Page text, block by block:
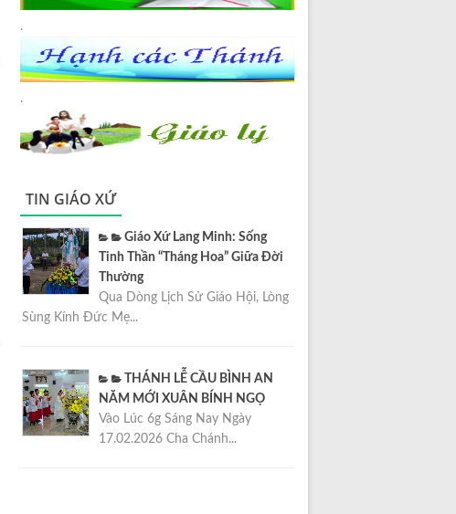
.
.
TIN GIÁO XỨ
Giáo Xứ Lang Minh: Sống
Tinh Thần “Tháng Hoa” Giữa Đời
Thường
Qua Dòng Lịch Sử Giáo Hội, Lòng
Sùng Kính Đức Mẹ...
THÁNH LỄ CẦU BÌNH AN
NĂM MỚI XUÂN BÍNH NGỌ
Vào Lúc 6g Sáng Nay Ngày
17.02.2026 Cha Chánh...